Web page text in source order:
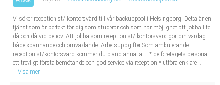
Vi söker receptionist/ kontorsvärd till vår backuppool i Helsingborg. Detta är en
tjänst som är perfekt för dig som studerar och som har möjlighet att jobba lite
då och då vid behov. Att jobba som receptionist/ kontorsvärd gör din vardag
både spännande och omväxlande. Arbetsuppgifter Som ambulerande
receptionist/kontorsvärd kommer du bland annat att: * ge företagets personal
ett trevligt första bemötande och god service via reception * utföra enklare ...
Visa mer